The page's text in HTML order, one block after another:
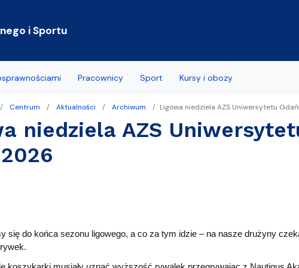
i Sportu
Pracownicy Sport Kursy i obozy
Centrum Aktualności Archiwum Ligowa niedziela AZS Uniwersytetu
niedziela AZS
się do końca sezonu ligowego, a co za tym idzie – na nasze drużyny